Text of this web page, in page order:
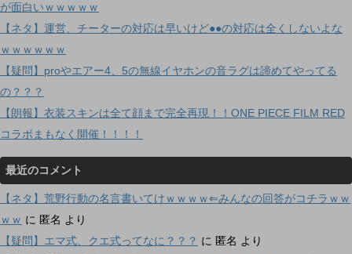
が面白いｗｗｗｗｗ
【ネタ】運営、チーターの対応は早いけど●●の対応は全くしないよな
ｗｗｗｗｗｗ
【疑問】proやエアー4、5の無線イヤホンの音ラグは諦めてやってる
の？？？
【朗報】衣装スキンは全て顔まで完全再現！！ONE PIECE FILM RED
コラボまもなく開催！！！！
最近のコメント
【ネタ】荒野行動の名言書いてけｗｗｗｗ⇐みんなの回答がコチラｗｗ
ｗｗ に 匿名 より
【疑問】エマ式、クエ式ってなに？？？ に 匿名 より